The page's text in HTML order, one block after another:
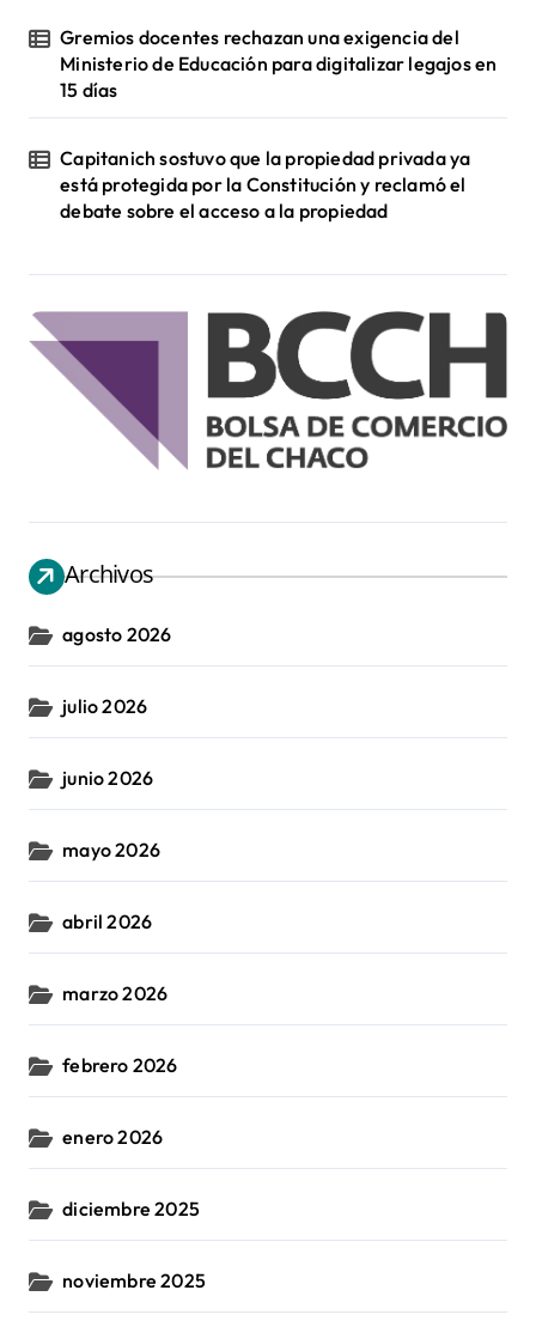
Gremios docentes rechazan una exigencia del
Ministerio de Educación para digitalizar legajos en
15 días
Capitanich sostuvo que la propiedad privada ya
está protegida por la Constitución y reclamó el
debate sobre el acceso a la propiedad
Archivos
agosto 2026
julio 2026
junio 2026
mayo 2026
abril 2026
marzo 2026
febrero 2026
enero 2026
diciembre 2025
noviembre 2025